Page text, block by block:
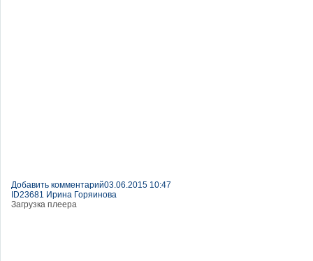
Добавить комментарий03.06.2015 10:47
ID23681 Ирина Горяинова
Загрузка плеера